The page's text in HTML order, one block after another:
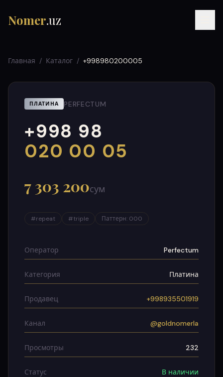
Nomer.uz
UZ УЗ
Главная / Каталог / +998980200005
ПЛАТИНА PERFECTUM
+998 98
020 00 05
000
999
7 303 200сум
#repeat #triple Паттерн: 000
Оператор Perfectum
Категория Платина
Продавец +998935501919
Канал @goldnomerla
Просмотры 232
Статус В наличии